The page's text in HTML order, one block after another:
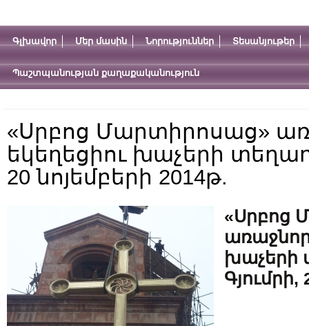
Գլխավոր Մեր մասին Նորություններ Տեսանյութեր
Պաշտպանության քաղաքականություն
«Սրբոց Մարտիրոսաց»
եկեղեցիու խաչերի
20 նոյեմբերի 2014թ.
«Սրբոց
խաչերի
Գյումրի,